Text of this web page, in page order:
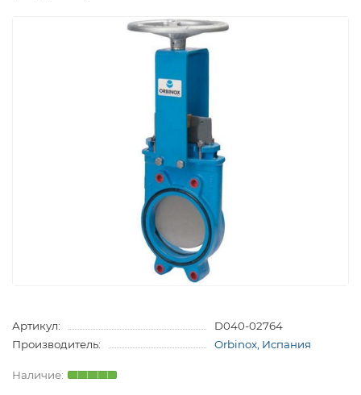
Артикул:
D040-02764
Производитель:
Orbinox, Испания